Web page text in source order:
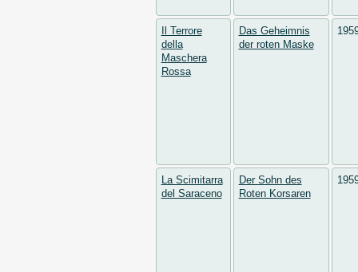
Il Terrore
della
Maschera
Rossa
Das Geheimnis
der roten Maske
La Scimitarra
del Saraceno
Der Sohn des
Roten Korsaren